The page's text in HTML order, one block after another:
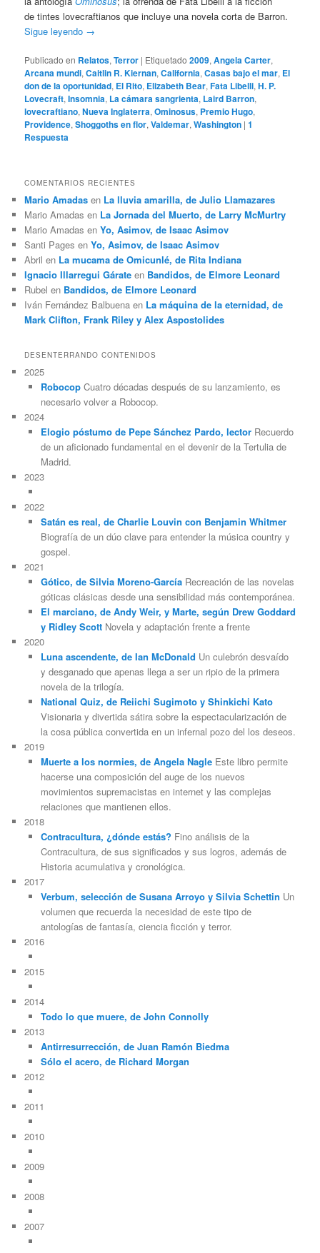
de tintes lovecraftianos que incluye una novela corta de Barron.
Sigue leyendo →
Publicado en Relatos,Terror | Etiquetado 2009,Angela Carter,
Arcana mundi,Caitlin R. Kiernan,California,Casas bajo el mar, El
don de la oportunidad, El Rito, Elizabeth Bear,Fata Libelli,H. P.
Lovecraft,Insomnia, La cámara sangrienta, Laird Barron,
lovecraftiano,Nueva Inglaterra,Ominosus, Premio Hugo,
Providence,Shoggoths en flor,Valdemar,Washington |1
Respuesta
COMENTARIOS RECIENTES
Mario Amadas en La lluvia amarilla, de Julio Llamazares
Mario Amadas en La Jornada del Muerto, de Larry McMurtry
Mario Amadas enYo, Asimov, de Isaac Asimov
Santi Pages enYo, Asimov, de Isaac Asimov
Abril en La mucama de Omicunlé, de Rita Indiana
Ignacio Illarregui Gárate en Bandidos, de Elmore Leonard
Rubel en Bandidos, de Elmore Leonard
Iván Fernández Balbuena en La máquina de la eternidad, de
Mark Clifton, Frank Riley y Alex Aspostolides
DESENTERRANDO CONTENIDOS
2025
RobocopCuatro décadas después de su lanzamiento, es
necesario volver a Robocop.
2024
Elogio póstumo de Pepe Sánchez Pardo, lectorRecuerdo
de un aficionado fundamental en el devenir de la Tertulia de
Madrid.
2023
2022
Satán es real, de Charlie Louvin con Benjamin Whitmer
Biografía de un dúo clave para entender la música country y
gospel.
2021
Gótico, de Silvia Moreno-GarcíaRecreación de las novelas
góticas clásicas desde una sensibilidad más contemporánea.
El marciano, de Andy Weir, y Marte, según Drew Goddard
y Ridley ScottNovela y adaptación frente a frente
2020
Luna ascendente, de Ian McDonald Un culebrón desvaído
y desganado que apenas llega a ser un ripio de la primera
novela de la trilogía.
National Quiz, de Reiichi Sugimoto y Shinkichi Kato
Visionaria y divertida sátira sobre la espectacularización de
la cosa pública convertida en un infernal pozo del los deseos.
2019
Muerte a los normies, de Angela NagleEste libro permite
hacerse una composición del auge de los nuevos
movimientos supremacistas en internet y las complejas
relaciones que mantienen ellos.
2018
Contracultura, ¿dónde estás? Fino análisis de la
Contracultura, de sus significados y sus logros, además de
Historia acumulativa y cronológica.
2017
Verbum, selección de Susana Arroyo y Silvia Schettin Un
volumen que recuerda la necesidad de este tipo de
antologías de fantasía, ciencia ficción y terror.
2016
2015
2014
Todo lo que muere, de John Connolly
2013
Antirresurrección, de Juan Ramón Biedma
Sólo el acero, de Richard Morgan
2012
2011
2010
2009
2008
2007